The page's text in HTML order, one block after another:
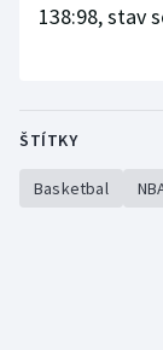
Vodní slalom
138:98, stav
ŠTÍTKY
Basketbal